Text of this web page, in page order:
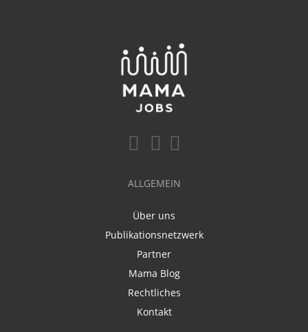
ALLGEMEIN
Über uns
Publikationsnetzwerk
Partner
Mama Blog
Rechtliches
Kontakt